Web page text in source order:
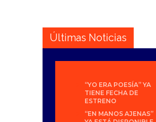
Últimas Noticias
“YO ERA POESÍA” YA
TIENE FECHA DE
ESTRENO
“EN MANOS AJENAS”